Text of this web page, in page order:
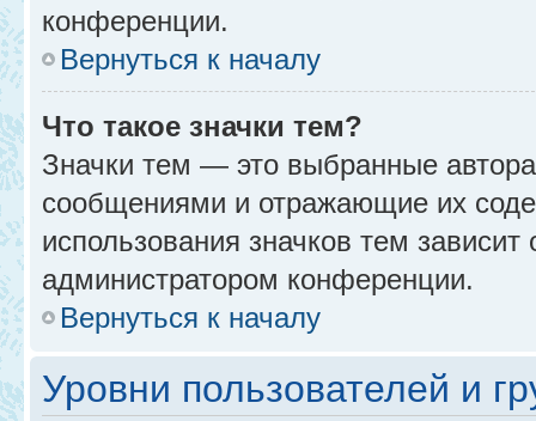
конференции.
Вернуться к началу
Что такое значки тем?
Значки тем — это выбранные
сообщениями и отражающие их
использования значков тем
администратором конференции.
Вернуться к началу
Уровни пользователей и